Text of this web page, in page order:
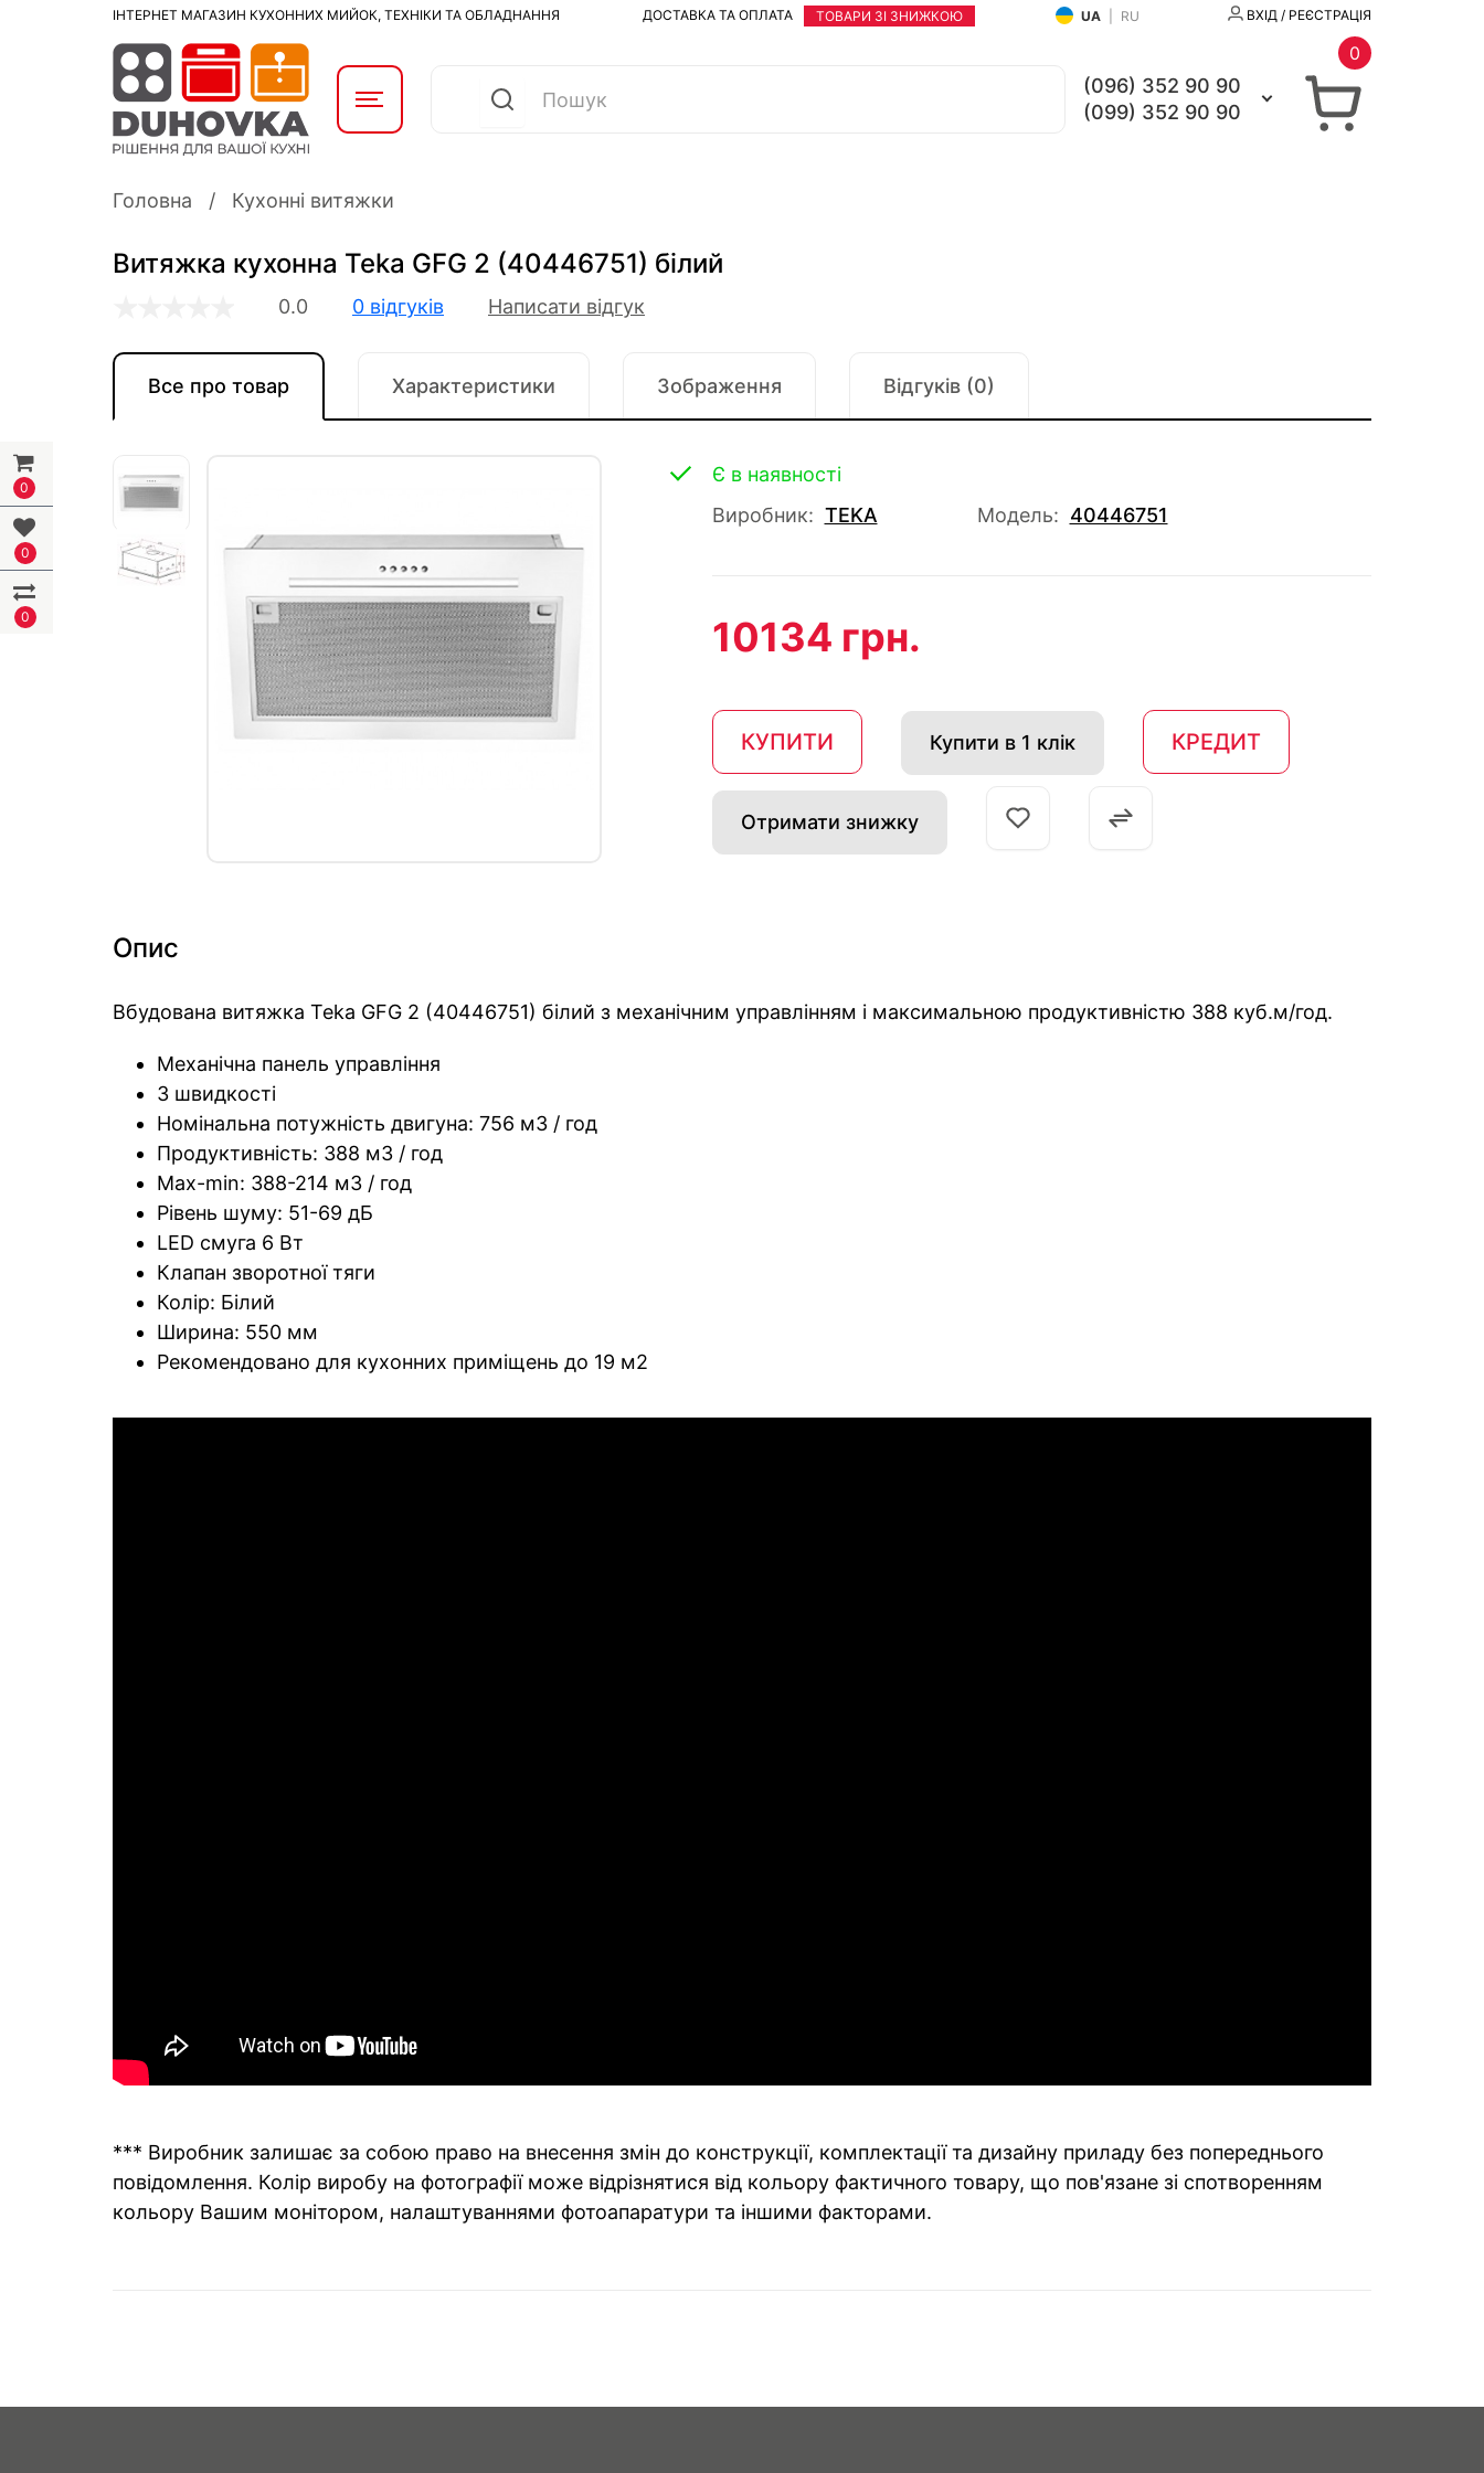
0
0
0
ІНТЕРНЕТ МАГАЗИН КУХОННИХ МИЙОК, ТЕХНІКИ ТА ОБЛАДНАННЯ ДОСТАВКА ТА ОПЛАТА ТОВАРИ ЗІ ЗНИЖКОЮ UA RU ВХІД / РЕЄСТРАЦІЯ
(096) 352 90 90
(099) 352 90 90
0
Головна Кухонні витяжки
Витяжка кухонна Teka GFG 2 (40446751) білий
0.0 0 відгуків Написати відгук
Все про товар Характеристики Зображення Відгуків (0)
Є в наявності
Виробник: TEKA Модель: 40446751
10134 грн.
КУПИТИ Купити в 1 клік КРЕДИТ
Отримати знижку
Опис
Вбудована витяжка Teka GFG 2 (40446751) білий з механічним управлінням і максимальною продуктивністю 388 куб.м/год.
Механічна панель управління
3 швидкості
Номінальна потужність двигуна: 756 м3 / год
Продуктивність: 388 м3 / год
Max-min: 388-214 м3 / год
Рівень шуму: 51-69 дБ
LED смуга 6 Вт
Клапан зворотної тяги
Колір: Білий
Ширина: 550 мм
Рекомендовано для кухонних приміщень до 19 м2
*** Виробник залишає за собою право на внесення змін до конструкції, комплектації та дизайну приладу без попереднього
повідомлення. Колір виробу на фотографії може відрізнятися від кольору фактичного товару, що пов'язане зі спотворенням
кольору Вашим монітором, налаштуваннями фотоапаратури та іншими факторами.